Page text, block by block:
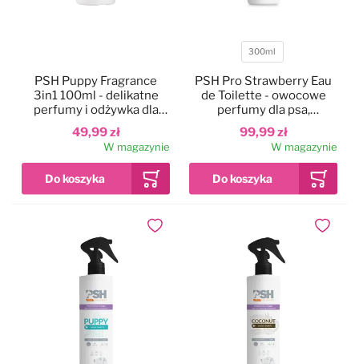
Zabawki
Trening i sport
Na pchły i kleszcze
Perfumy
Profilaktyczne
Preparaty na owady
49,99 zł
PSH Puppy Fragrance
3in1 100ml - delikatne
perfumy i odżywka dla
szczeniąt i kociąt, z
ochroną
przeciwsłoneczną
W magazynie
Pojemność
300ml
99,99 zł
PSH Pro Strawberry Eau
de Toilette - owocowe
perfumy dla psa,
truskawkowe, bez
alkoholu
W magazynie
Dodaj do ulubionych Dodaj